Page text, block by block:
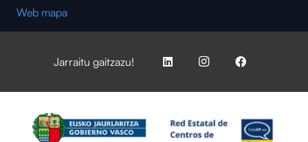
Web mapa
Jarraitu gaitzazu!